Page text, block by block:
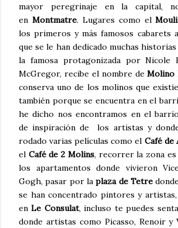
mayor peregrinaje en la capital,
en Montmatre. Lugares como el
los primeros y más famosos cabarets
que se le han dedicado muchas
la famosa protagonizada por Nicole
McGregor, recibe el nombre deMolino
conserva uno de los molinos que
también porque se encuentra en el
he dicho nos encontramos en el
de inspiración de los artistas y
rodado varias películas como el Café de
el Café de 2 Molins, recorrer la zona
los apartamentos donde vivieron
Gogh, pasar por laplaza de Tetre
se han concentrado pintores y
enLe Consulat, incluso te puedes
donde artistas como Picasso, Renoir y